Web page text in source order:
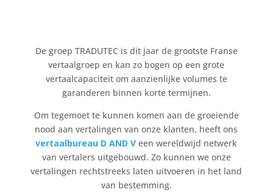
De groep TRADUTEC is dit jaar de grootste Franse
vertaalgroep en kan zo bogen op een grote
vertaalcapaciteit om aanzienlijke volumes te
garanderen binnen korte termijnen.
Om tegemoet te kunnen komen aan de groeiende
nood aan vertalingen van onze klanten, heeft ons
vertaalbureau D AND V een wereldwijd netwerk
van vertalers uitgebouwd. Zo kunnen we onze
vertalingen rechtstreeks laten uitvoeren in het land
van bestemming.